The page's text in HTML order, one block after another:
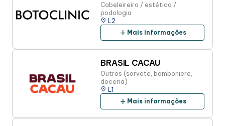
Cabeleireiro / estética /
podologia
place L2
add Mais informações
BRASIL CACAU
Outros (sorvete, bomboniere,
doceria)
place L1
add Mais informações